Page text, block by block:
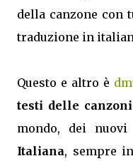
della canzone con
traduzione in
Questo e altro è
testi delle canzoni
mondo, dei
Italiana, sempre